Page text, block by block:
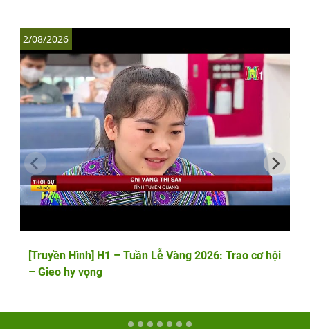
[Truyền Hình] H1 – Tuần Lễ Vàng 2026: Trao cơ hội
– Gieo hy vọng
2/08/2026